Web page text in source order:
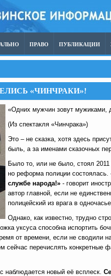
ПРАВО ПУБЛИКАЦИИ
«ЧИНЧРАКИ»!
«Одних мужчин зовут мужиками,
(Из спектакля «Чинчрака»)
Это – не сказка, хотя здесь
быль, а за именами сказочных
Было то, или не было, стоял
но реформа полиции состоялась.
службе народа!» - говорит
автор главной, если не
полицейский из врага в
Однако, как известно, трудно
уксуса способна испортить
от времени, если не сводили
перечислять конкретные
наблюдается новый её всплеск.